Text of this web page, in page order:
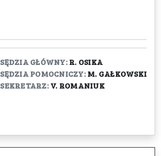
SĘDZIA GŁÓWNY: R. OSIKA
SĘDZIA POMOCNICZY: M. GAŁKOWSKI
SEKRETARZ: V. ROMANIUK